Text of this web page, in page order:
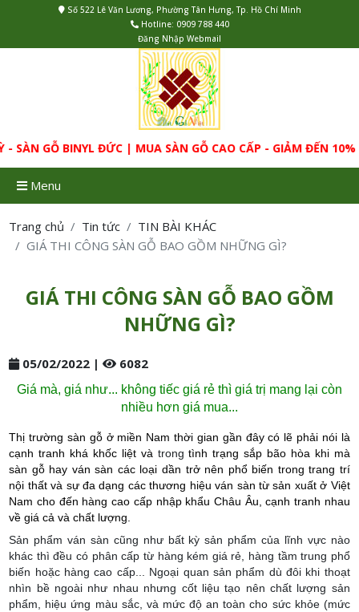
Số 522 Lê Văn Lương, Phường Tân Hưng, Tp. Hồ Chí Minh
Hotline: 0909 788 440
Đăng Nhập Webmail
GỖ BINYL ĐỨC | MUA SÀN GỖ CAO CẤP - GIẢM ĐẾN 10%
Menu
Trang chủ Tin tức
TIN BÀI KHÁC
GIÁ THI CÔNG SÀN GỖ BAO GỒM NHỮNG GÌ?
GIÁ THI CÔNG SÀN GỖ BAO GỒM
NHỮNG GÌ?
05/02/2022 | 6082
Giá mà, giá như... không tiếc giá rẻ thì giá trị mang lại còn
nhiều hơn giá mua...
Thị trường sàn gỗ ở miền Nam thời gian gần đây có lẽ phải nói là
cạnh tranh khá khốc liệt và trong tình trạng sắp bão hòa khi mà
sàn gỗ hay ván sàn các loại dần trở nên phổ biến trong trang trí
nội thất và sự đa dạng các thương hiệu ván sàn từ sản xuất ở Việt
Nam cho đến hàng cao cấp nhập khẩu Châu Âu, cạnh tranh nhau
về giá cả và chất lượng.
Sản phẩm ván sàn cũng như bất kỳ sản phẩm của lĩnh vực nào
khác thì đều có phân cấp từ hàng kém giá rẻ, hàng tầm trung phổ
biến hoặc hàng cao cấp... Ngoại quan sản phẩm dù đôi khi thoạt
nhìn bề ngoài như nhau nhưng cốt liệu tạo nên chất lượng sản
phẩm, hiệu ứng màu sắc, và mức độ an toàn cho sức khỏe (mức